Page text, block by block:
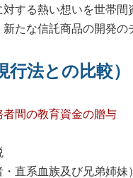
する熱い想いを世帯間
たな信託商品の開発の
行法との比較）
者間の教育資金の贈与
直系血族及び兄弟姉妹